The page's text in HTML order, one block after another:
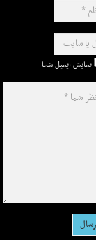
نمایش ایمیل شما